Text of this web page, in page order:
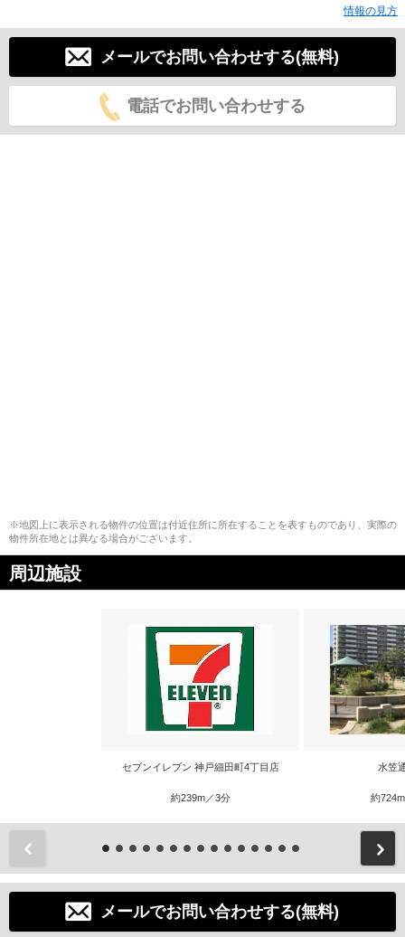
情報の見方
メールでお問い合わせする(無料)
電話でお問い合わせする
※地図上に表示される物件の位置は付近住所に所在することを表すものであり、実際の
物件所在地とは異なる場合がございます。
周辺施設
セブンイレブン 神戸細田町4丁目店
約239m／3分
水笠
約
メールでお問い合わせする(無料)